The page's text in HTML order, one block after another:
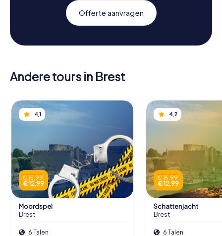
Offerte aanvragen
Andere tours in Brest
4,1
€ 15,99
€ 12,99
Moordspel
Brest
6 Talen
4,2
€ 15,99
€ 12,99
Schattenjacht
Brest
6 Talen